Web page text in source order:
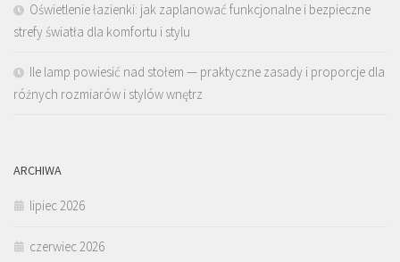
Oświetlenie łazienki: jak zaplanować funkcjonalne i bezpieczne
strefy światła dla komfortu i stylu
Ile lamp powiesić nad stołem — praktyczne zasady i proporcje dla
różnych rozmiarów i stylów wnętrz
ARCHIWA
lipiec 2026
czerwiec 2026